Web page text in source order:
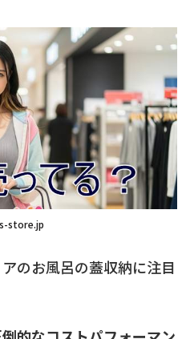
store.jp
のお風呂の蓋収納に注目